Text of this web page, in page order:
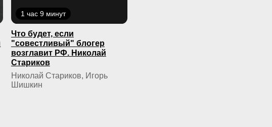
1 час 9 минут
Что будет, если
"совестливый" блогер
возглавит РФ. Николай
Стариков
Николай Стариков, Игорь
Шишкин